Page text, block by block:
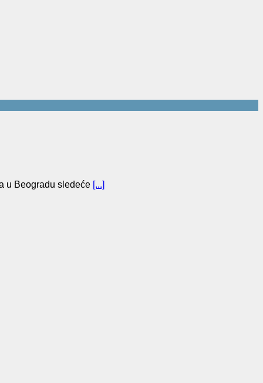
u Beogradu sledeće [...]